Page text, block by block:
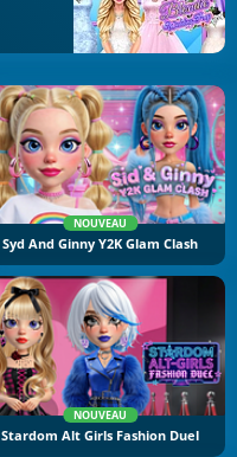
NOUVEAU
Syd And Ginny Y2K Glam Clash
NOUVEAU
Stardom Alt Girls Fashion Duel